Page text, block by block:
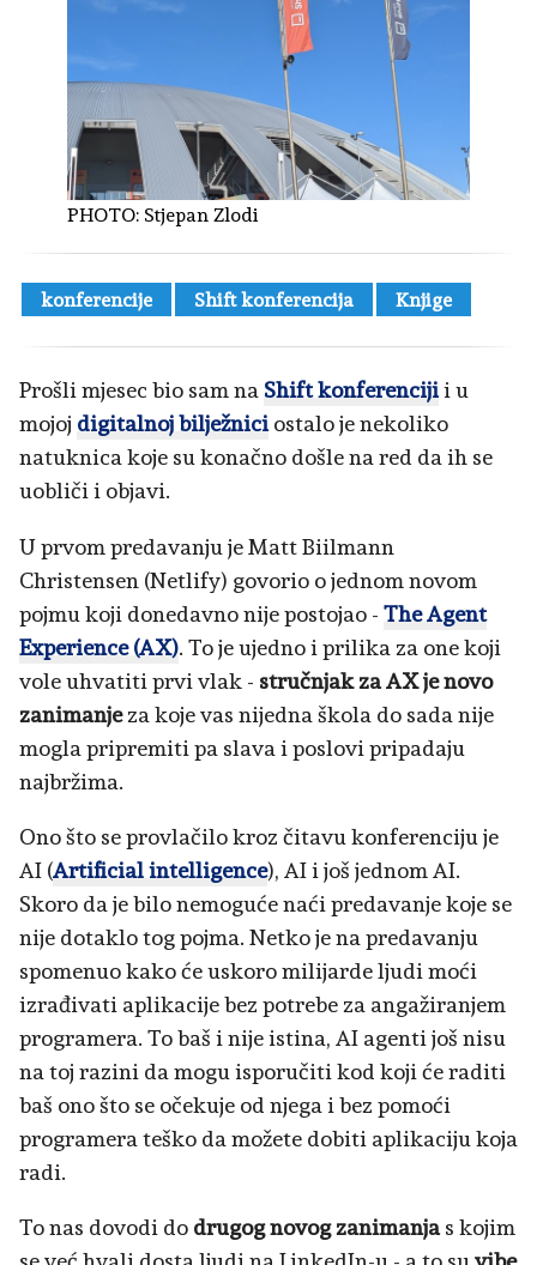
PHOTO: Stjepan Zlodi
konferencije Shift konferencija Knjige
Prošli mjesec bio sam na Shift konferencijii u
mojoj digitalnoj bilježniciostalo je nekoliko
natuknica koje su konačno došle na red da ih se
uobliči i objavi.
U prvom predavanju je Matt Biilmann
Christensen (Netlify) govorio o jednom novom
pojmu koji donedavno nije postojao - The Agent
Experience (AX). To je ujedno i prilika za one koji
vole uhvatiti prvi vlak - stručnjak za AX je novo
zanimanjeza koje vas nijedna škola do sada nije
mogla pripremiti pa slava i poslovi pripadaju
najbržima.
Ono što se provlačilo kroz čitavu konferenciju je
AI (Artificial intelligence), AI i još jednom AI.
Skoro da je bilo nemoguće naći predavanje koje se
nije dotaklo tog pojma. Netko je na predavanju
spomenuo kako će uskoro milijarde ljudi moći
izrađivati aplikacije bez potrebe za angažiranjem
programera. To baš i nije istina, AI agenti još nisu
na toj razini da mogu isporučiti kod koji će raditi
baš ono što se očekuje od njega i bez pomoći
programera teško da možete dobiti aplikaciju koja
radi.
To nas dovodi do drugog novog zanimanjas kojim